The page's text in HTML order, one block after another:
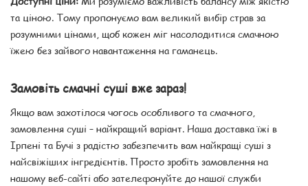
та ціною. Тому пропонуємо вам великий вибір страв за
розумними цінами, щоб кожен міг насолодитися смачною
їжею без зайвого навантаження на гаманець.
Замовіть смачні суші вже зараз!
Якщо вам захотілося чогось особливого та смачного,
замовлення суші – найкращий варіант. Наша доставка їжі в
Ірпені та Бучі з радістю забезпечить вам найкращі суші з
найсвіжіших інгредієнтів. Просто зробіть замовлення на
нашому веб-сайті або зателефонуйте до нашої служби